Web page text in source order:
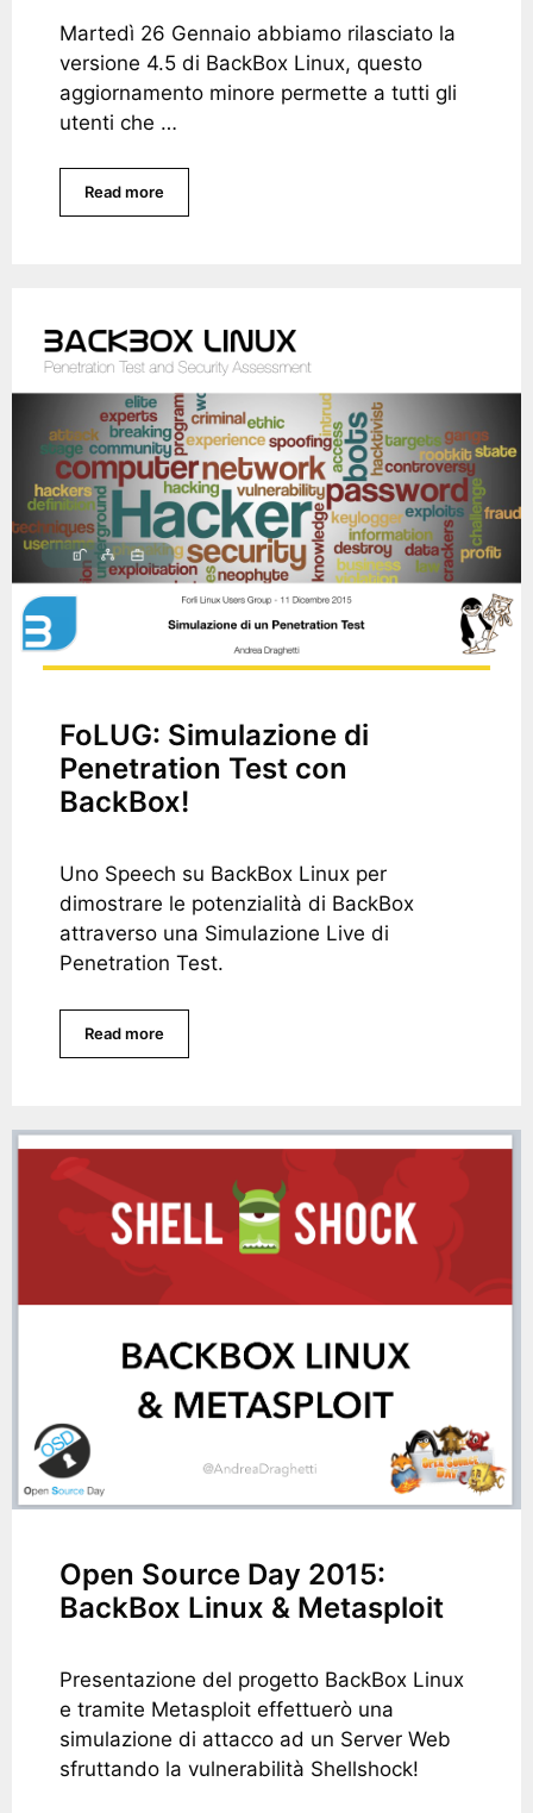
Martedì 26 Gennaio abbiamo rilasciato la
versione 4.5 di BackBox Linux, questo
aggiornamento minore permette a tutti gli
utenti che …
Read more
FoLUG: Simulazione di
Penetration Test con
BackBox!
Uno Speech su BackBox Linux per
dimostrare le potenzialità di BackBox
attraverso una Simulazione Live di
Penetration Test.
Read more
Open Source Day 2015:
BackBox Linux & Metasploit
Presentazione del progetto BackBox Linux
e tramite Metasploit effettuerò una
simulazione di attacco ad un Server Web
sfruttando la vulnerabilità Shellshock!